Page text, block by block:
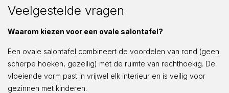
Veelgestelde vragen
Waarom kiezen voor een ovale salontafel?
Een ovale salontafel combineert de voordelen van rond (geen
scherpe hoeken, gezellig) met de ruimte van rechthoekig. De
vloeiende vorm past in vrijwel elk interieur en is veilig voor
gezinnen met kinderen.